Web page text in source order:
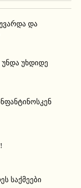
და
უხდიდე
საქმეები